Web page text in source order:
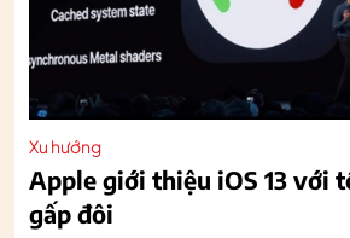
Xu hướng
Apple giới thiệu iOS 13 với
gấp đôi